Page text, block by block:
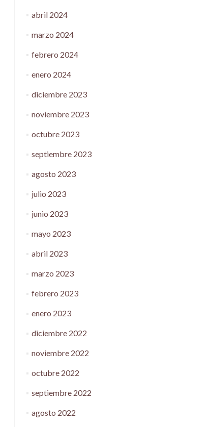
abril 2024
marzo 2024
febrero 2024
enero 2024
diciembre 2023
noviembre 2023
octubre 2023
septiembre 2023
agosto 2023
julio 2023
junio 2023
mayo 2023
abril 2023
marzo 2023
febrero 2023
enero 2023
diciembre 2022
noviembre 2022
octubre 2022
septiembre 2022
agosto 2022